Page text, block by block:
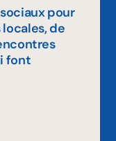
pour
de
font